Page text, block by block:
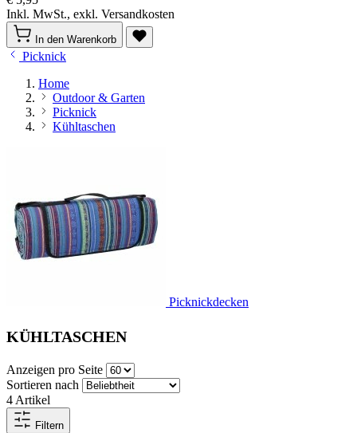
Inkl. MwSt., exkl. Versandkosten
In den Warenkorb
Picknick
Home
Outdoor & Garten
Picknick
Kühltaschen
Picknickdecken
KÜHLTASCHEN
Anzeigen pro Seite
Sortieren nach
4 Artikel
Filtern